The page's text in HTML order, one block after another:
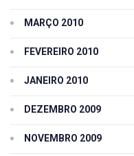
MARÇO 2010
FEVEREIRO 2010
JANEIRO 2010
DEZEMBRO 2009
NOVEMBRO 2009